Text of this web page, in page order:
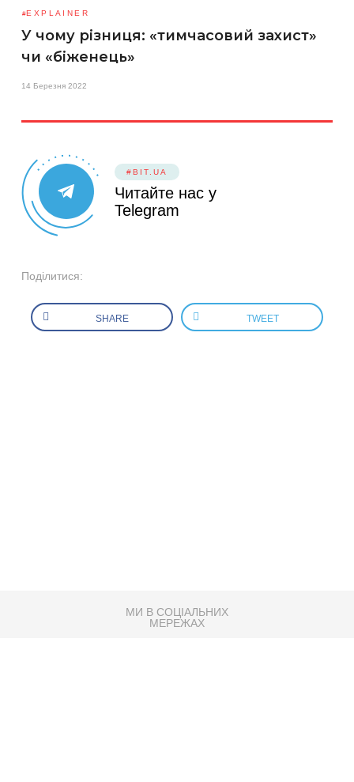
EXPLAINER
У чому різниця: «тимчасовий захист»
чи «біженець»
14 Березня 2022
#BIT.UA
Читайте нас у
Telegram
Поділитися:
SHARE TWEET
МИ В СОЦІАЛЬНИХ
МЕРЕЖАХ